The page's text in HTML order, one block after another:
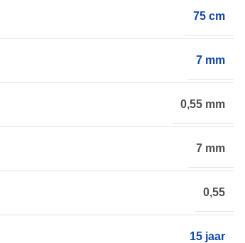
75 cm
7 mm
0,55 mm
7 mm
0,55
15 jaar